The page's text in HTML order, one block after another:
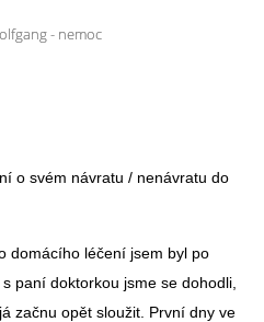
- nemoc
o svém návratu / nenávratu do
domácího léčení jsem byl po
paní doktorkou jsme se dohodli,
začnu opět sloužit. První dny ve